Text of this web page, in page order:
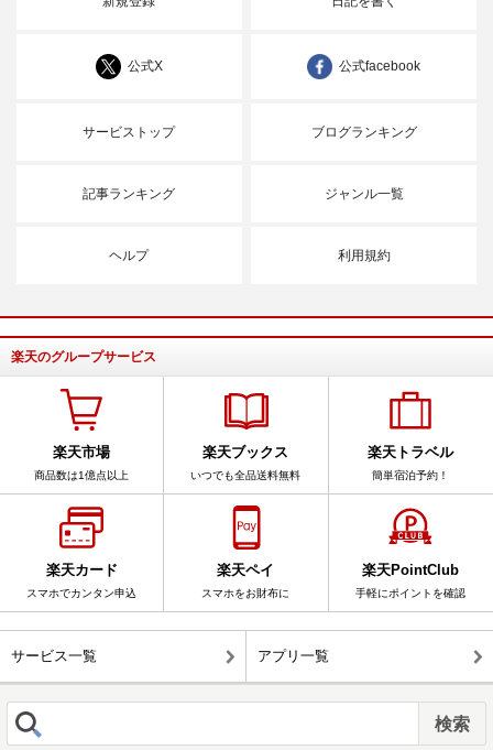
公式X 公式facebook
サービストップ ブログランキング
記事ランキング ジャンル一覧
ヘルプ 利用規約
楽天のグループサービス
楽天市場
商品数は1億点以上
楽天ブックス
いつでも全品送料無料
楽天トラベル
簡単宿泊予約！
楽天カード
スマホでカンタン申込
楽天ペイ
スマホをお財布に
楽天PointClub
手軽にポイントを確認
サービス一覧 アプリ一覧